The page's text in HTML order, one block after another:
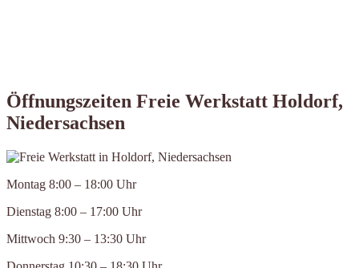
Öffnungszeiten Freie Werkstatt Holdorf,
Niedersachsen
Montag 8:00 – 18:00 Uhr
Dienstag 8:00 – 17:00 Uhr
Mittwoch 9:30 – 13:30 Uhr